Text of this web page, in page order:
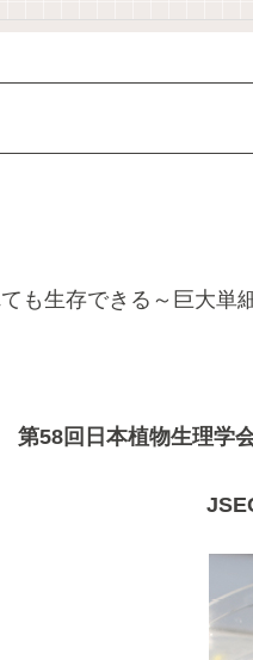
ても生存できる～巨大単
第58回日本植物生理学